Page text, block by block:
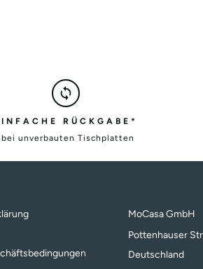
RÜCKGABE*
unverbauten Tischplatten
MoCasa GmbH
Pottenhauser
Deutschland